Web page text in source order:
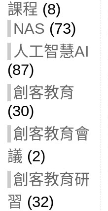
課程 (8)
NAS (73)
人工智慧AI
(87)
創客教育
(30)
創客教育會
議 (2)
創客教育研
習 (32)